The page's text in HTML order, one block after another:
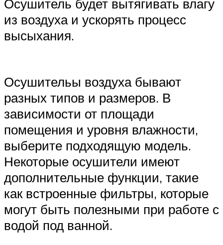
Осушитель будет вытягивать влагу
из воздуха и ускорять процесс
высыхания.
Осушительы воздуха бывают
разных типов и размеров. В
зависимости от площади
помещения и уровня влажности,
выберите подходящую модель.
Некоторые осушители имеют
дополнительные функции, такие
как встроенные фильтры, которые
могут быть полезными при работе с
водой под ванной.